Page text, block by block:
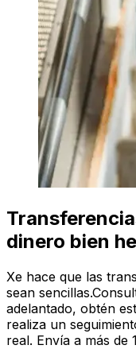
dinero bien
Xe hace que las
sean
adelantado, obtén
realiza un
real. Envía a más de